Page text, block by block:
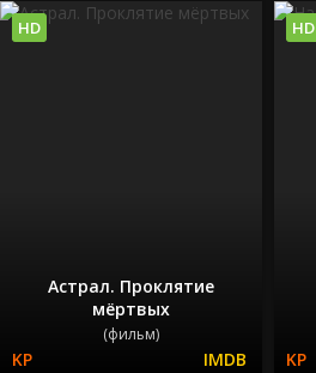
Астрал. Проклятие
мёртвых
(фильм)
HD HD